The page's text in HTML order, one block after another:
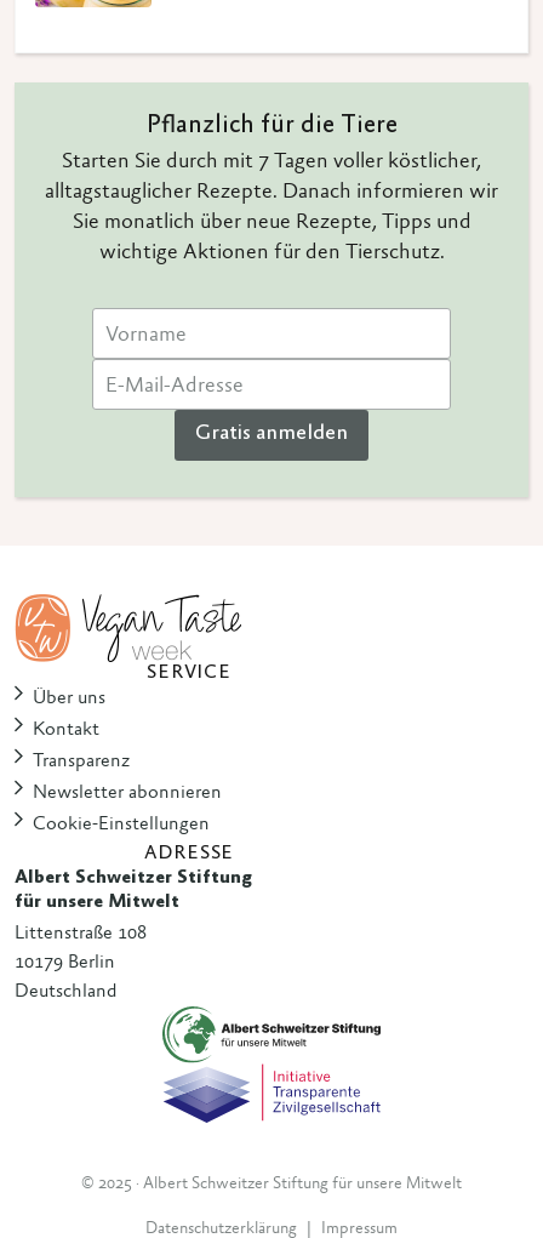
Pflanzlich für die Tiere
Starten Sie durch mit 7 Tagen voller köstlicher,
alltagstauglicher Rezepte. Danach informieren wir
Sie monatlich über neue Rezepte, Tipps und
wichtige Aktionen für den Tierschutz.
Gratis anmelden
SERVICE
Über uns
Kontakt
Transparenz
Newsletter abonnieren
Cookie-Einstellungen
ADRESSE
Albert Schweitzer Stiftung
für unsere Mitwelt
Littenstraße 108
10179 Berlin
Deutschland
© 2025 · Albert Schweitzer Stiftung für unsere Mitwelt
Datenschutzerklärung Impressum